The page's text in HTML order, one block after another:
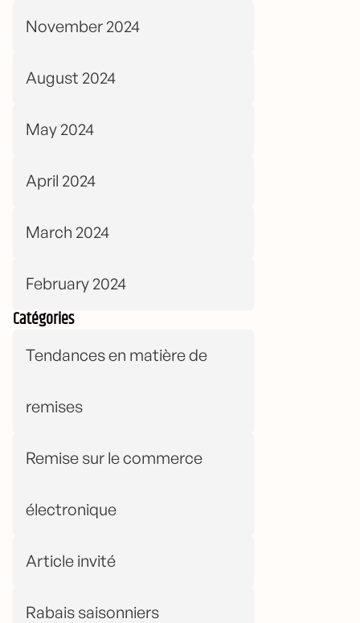
November 2024
August 2024
May 2024
April 2024
March 2024
February 2024
Catégories
Tendances en matière de
remises
Remise sur le commerce
électronique
Article invité
Rabais saisonniers